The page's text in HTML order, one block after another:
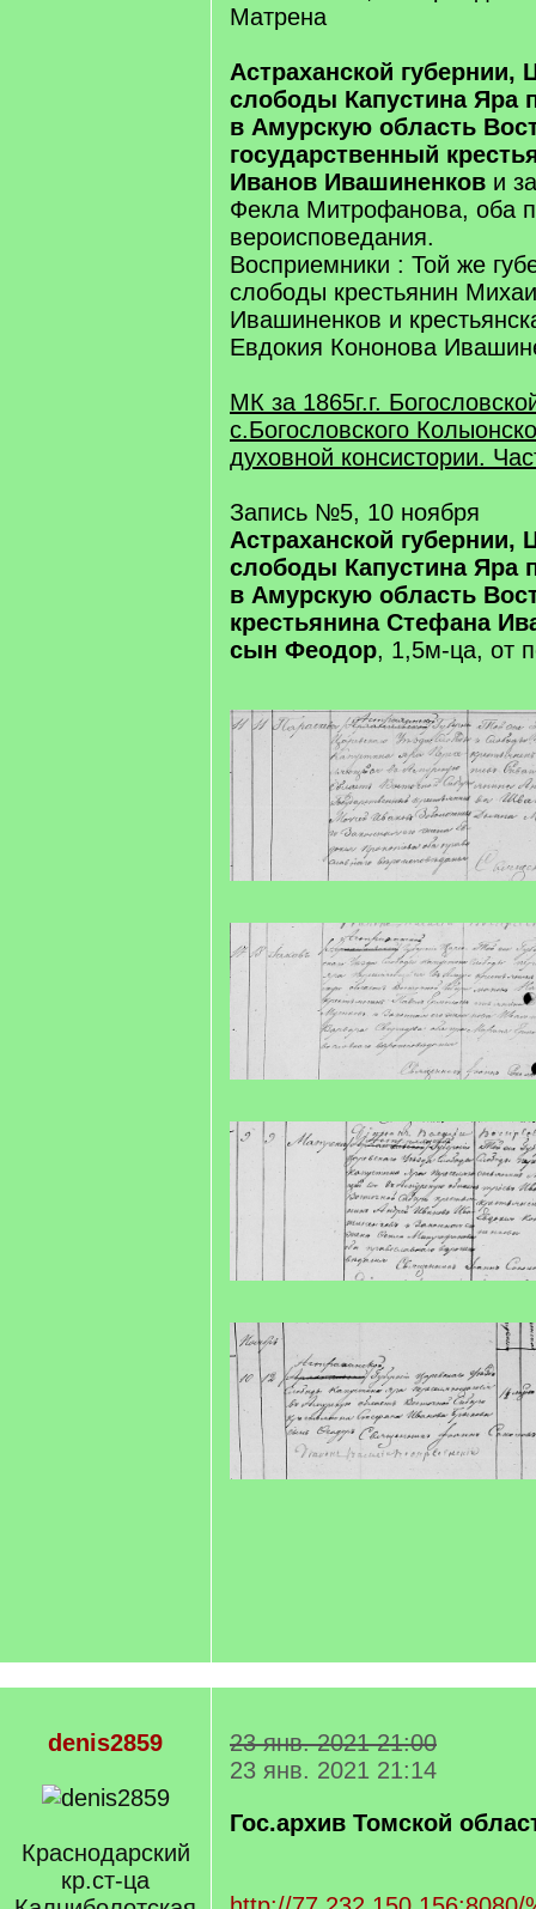
Матрена
Астраханской губернии,
слободы Капустина Яра
в Амурскую область
государственный
Иванов Ивашиненков и
Фекла Митрофанова, оба
вероисповедания.
Восприемники : Той же
слободы крестьянин
Ивашиненков и
Евдокия Кононова
МК за 1865г.г.
с.Богословского
духовной консистории.
Запись №5, 10 ноября
Астраханской губернии,
слободы Капустина Яра
в Амурскую область
крестьянина Стефана
сын Феодор, 1,5м-ца, от
denis2859
Краснодарский
кр.ст-ца
23 янв. 2021 21:00
23 янв. 2021 21:14
Гос.архив Томской